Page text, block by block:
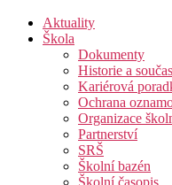
Aktuality
Škola
Dokumenty
Historie a
Kariérová
Ochrana
Organizace
Partnerství
SRŠ
Školní bazén